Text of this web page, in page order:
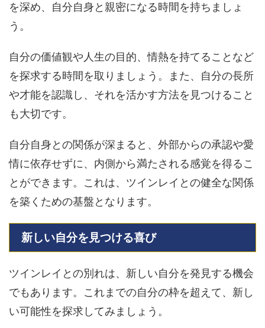
を深め、自分自身と親密になる時間を持ちましょ
う。
自分の価値観や人生の目的、情熱を持てることなど
を探求する時間を取りましょう。また、自分の長所
や才能を認識し、それを活かす方法を見つけること
も大切です。
自分自身との関係が深まると、外部からの承認や愛
情に依存せずに、内側から満たされる感覚を得るこ
とができます。これは、ツインレイとの健全な関係
を築くための基盤となります。
新しい自分を見つける喜び
ツインレイとの別れは、新しい自分を発見する機会
でもあります。これまでの自分の枠を超えて、新し
い可能性を探求してみましょう。